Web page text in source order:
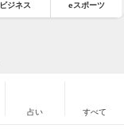
ビジネス eスポーツ
占い すべて